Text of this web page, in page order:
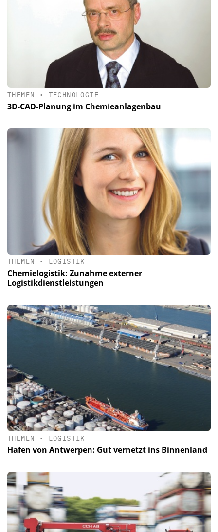
THEMEN • TECHNOLOGIE
3D-CAD-Planung im Chemieanlagenbau
THEMEN • LOGISTIK
Chemielogistik: Zunahme externer
Logistikdienstleistungen
THEMEN • LOGISTIK
Hafen von Antwerpen: Gut vernetzt ins Binnenland